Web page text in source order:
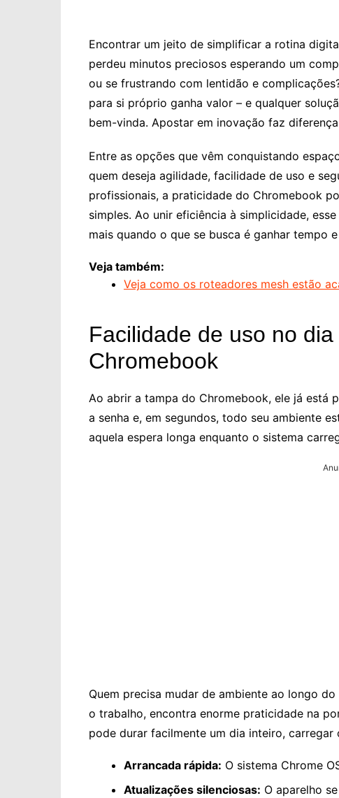
Encontrar um jeito de simplificar a rotina
perdeu minutos preciosos esperando um
ou se frustrando com lentidão e
para si próprio ganha valor – e qualquer
bem-vinda. Apostar em inovação faz
Entre as opções que vêm conquistando
quem deseja agilidade, facilidade de uso e
profissionais, a praticidade do Chromebook
simples. Ao unir eficiência à simplicidade,
mais quando o que se busca é ganhar tempo
Veja também:
Veja como os roteadores mesh estão
Facilidade de uso no
Chromebook
Ao abrir a tampa do Chromebook, ele já está
a senha e, em segundos, todo seu ambiente
aquela espera longa enquanto o sistema
Quem precisa mudar de ambiente ao longo
o trabalho, encontra enorme praticidade na
pode durar facilmente um dia inteiro,
Arrancada rápida: O sistema Chrome
Atualizações silenciosas: O aparelho